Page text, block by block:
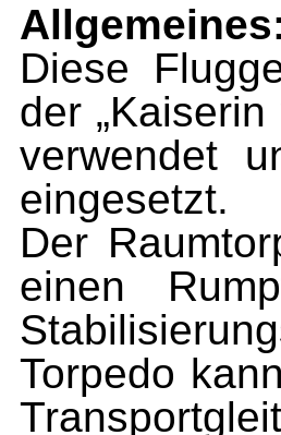
Diese
der
ver­wendet
einge­setzt.
Der
einen
Torpedo